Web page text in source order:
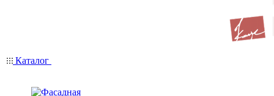
Каталог